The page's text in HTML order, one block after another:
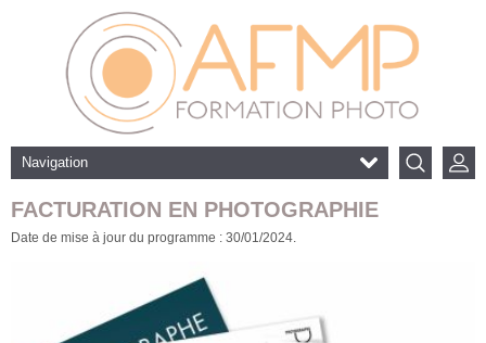
Navigation
FACTURATION EN PHOTOGRAPHIE
Date de mise à jour du programme : 30/01/2024.